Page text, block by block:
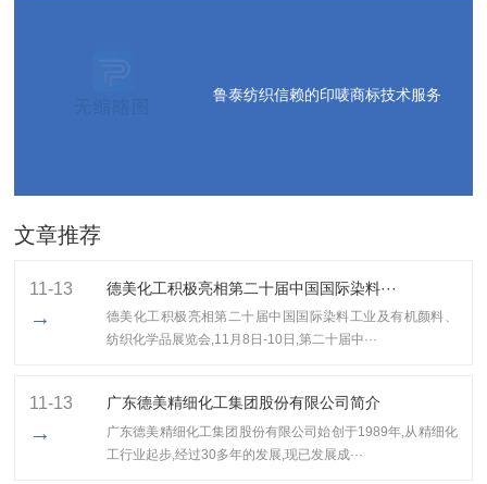
鲁泰纺织信赖的印唛商标技术服务
文章推荐
11-13
→
德美化工积极亮相第二十届中国国际染料···
德美化工积极亮相第二十届中国国际染料工业及有机颜料、
纺织化学品展览会,11月8日-10日,第二十届中···
11-13
→
广东德美精细化工集团股份有限公司简介
广东德美精细化工集团股份有限公司始创于1989年,从精细化
工行业起步,经过30多年的发展,现已发展成···